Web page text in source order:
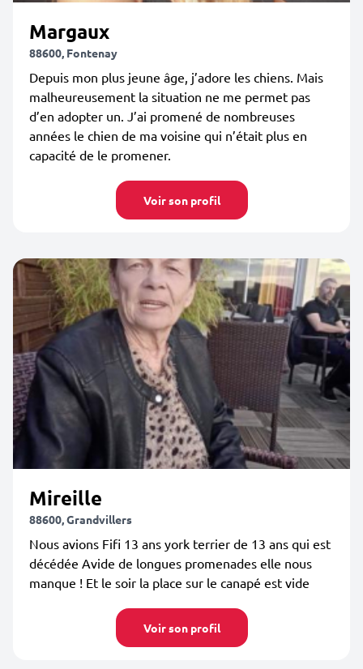
Margaux
88600, Fontenay
Depuis mon plus jeune âge, j’adore les chiens. Mais
malheureusement la situation ne me permet pas
d’en adopter un. J’ai promené de nombreuses
années le chien de ma voisine qui n’était plus en
capacité de le promener.
Voir son profil
Mireille
88600, Grandvillers
Nous avions Fifi 13 ans york terrier de 13 ans qui est
décédée Avide de longues promenades elle nous
manque ! Et le soir la place sur le canapé est vide
Voir son profil